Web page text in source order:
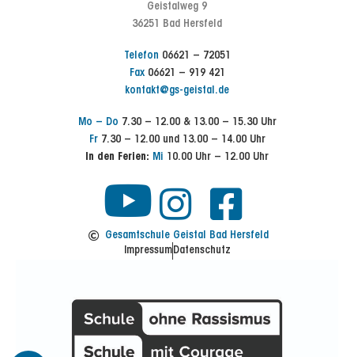
Geistalweg 9
36251 Bad Hersfeld
Telefon 06621 – 72051
Fax06621 – 919 421
kontakt@gs-geistal.de
Mo – Do 7.30 – 12.00 & 13.00 – 15.30 Uhr
Fr7.30 – 12.00 und 13.00 – 14.00 Uhr
In den Ferien: Mi 10.00 Uhr – 12.00 Uhr
Y
o
u
t
I
n
t
a
F
a
e
b
Gesamtschule Geistal Bad Hersfeld
ImpressumDatenschutz